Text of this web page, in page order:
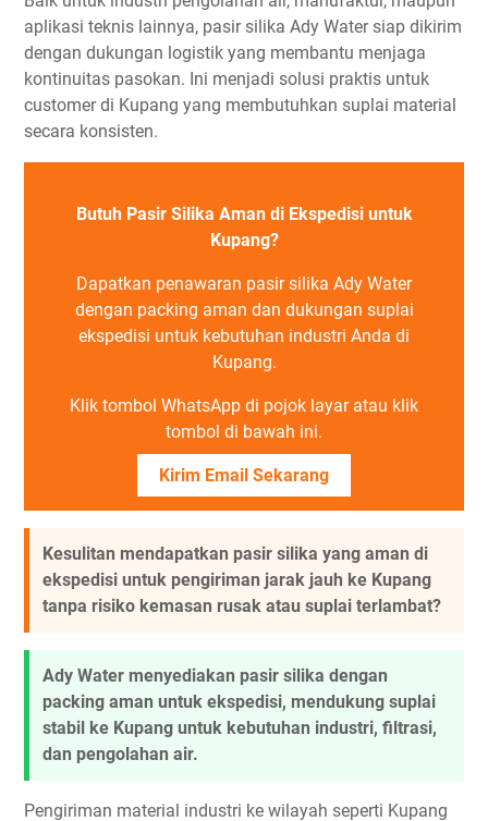
aplikasi teknis lainnya, pasir silika Ady Water siap dikirim
dengan dukungan logistik yang membantu menjaga
kontinuitas pasokan. Ini menjadi solusi praktis untuk
customer di Kupang yang membutuhkan suplai material
secara konsisten.
Butuh Pasir Silika Aman di Ekspedisi untuk
Kupang?
Dapatkan penawaran pasir silika Ady Water
dengan packing aman dan dukungan suplai
ekspedisi untuk kebutuhan industri Anda di
Kupang.
Klik tombol WhatsApp di pojok layar atau klik
tombol di bawah ini.
Kirim Email Sekarang
Kesulitan mendapatkan pasir silika yang aman di
ekspedisi untuk pengiriman jarak jauh ke Kupang
tanpa risiko kemasan rusak atau suplai terlambat?
Ady Water menyediakan pasir silika dengan
packing aman untuk ekspedisi, mendukung suplai
stabil ke Kupang untuk kebutuhan industri, filtrasi,
dan pengolahan air.
Pengiriman material industri ke wilayah seperti Kupang